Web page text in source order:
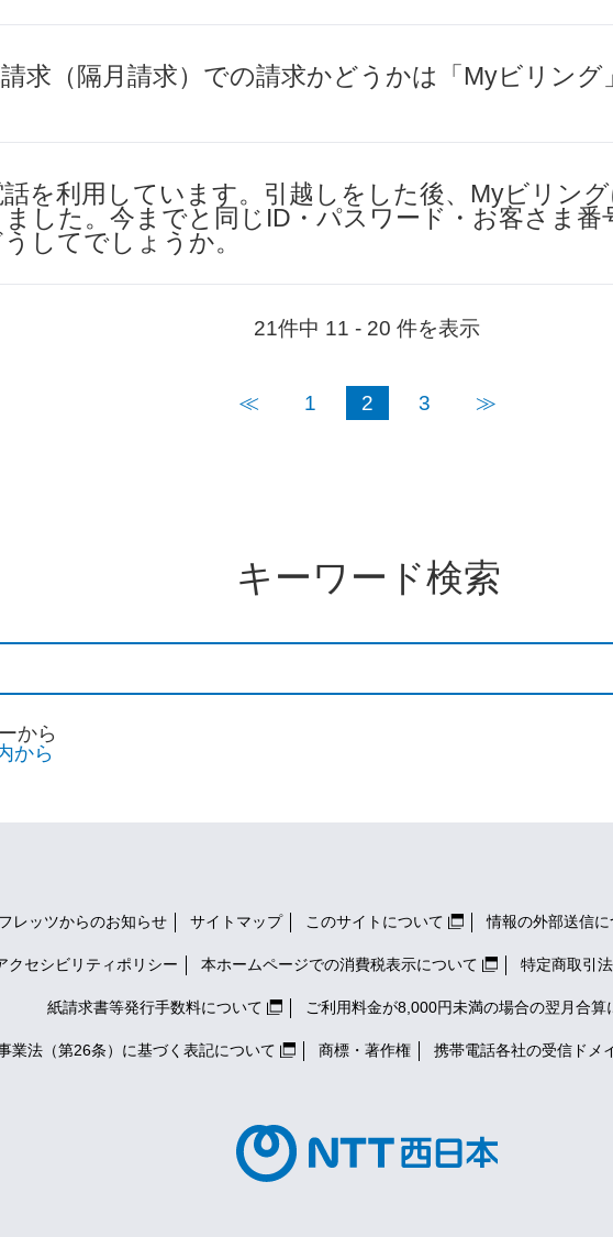
求（隔月請求）での請求かどうかは「Myビリン
を利用しています。引越しをした後、Myビリン
した。今までと同じID・パスワード・お客さま番
してでしょうか。
21件中 11 - 20 件を表示
≪ 1 2 3 ≫
キーワード検索
から
から
フレッツからのお知らせ サイトマップ このサイトについて 情報の外部送信に
クセシビリティポリシー 本ホームページでの消費税表示について 特定商取引
紙請求書等発行手数料について ご利用料金が8,000円未満の場合の翌月合算
業法（第26条）に基づく表記について 商標・著作権 携帯電話各社の受信ドメ